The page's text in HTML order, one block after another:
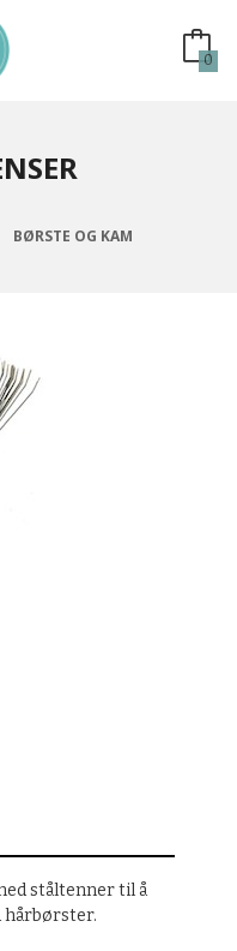
0
BØRSTE OG KAM
ståltenner til å
hårbørster.